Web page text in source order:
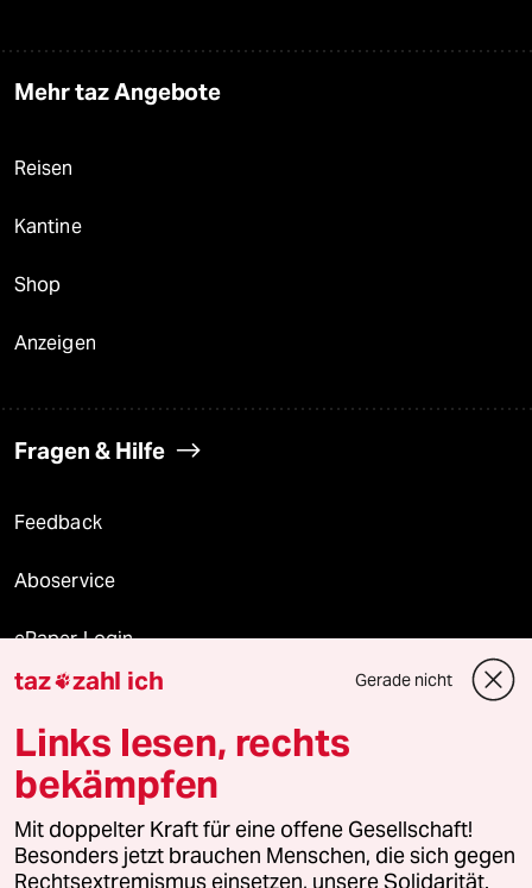
Mehr taz Angebote
Reisen
Kantine
Shop
Anzeigen
Fragen & Hilfe
Feedback
Aboservice
ePaper Login
Downloads für Abonnierende
© 2026 taz Verlags und Vertriebs GmbH
Alle Rechte vorbehalten. Bei rechtlichen Fragen oder für Genehmigungen
wenden Sie sich bitte an
lizenzen@taz.de
taz zahl ich Gerade nicht
Links lesen, rechts
bekämpfen
Mit doppelter Kraft für eine offene Gesellschaft!
Besonders jetzt brauchen Menschen, die sich gegen
Rechtsextremismus einsetzen, unsere Solidarität.